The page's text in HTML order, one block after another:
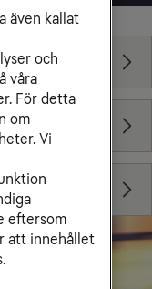
även kallat
och
våra
För detta
om
Vi
eftersom
att innehållet